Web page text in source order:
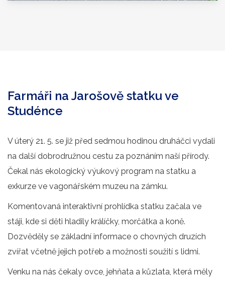
Farmáři na Jarošově statku ve
Studénce
V úterý 21. 5. se již před sedmou hodinou druháčci vydali
na další dobrodružnou cestu za poznáním naší přírody.
Čekal nás ekologický výukový program na statku a
exkurze ve vagonářském muzeu na zámku.
Komentovaná interaktivní prohlídka statku začala ve
stáji, kde si děti hladily králíčky, morčátka a koně.
Dozvěděly se základní informace o chovných druzích
zvířat včetně jejich potřeb a možnosti soužití s lidmi.
Venku na nás čekaly ovce, jehňata a kůzlata, která měly